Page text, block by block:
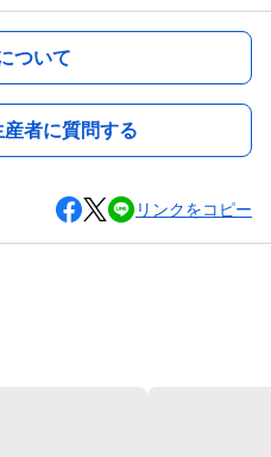
ついて
者に質問する
リンクをコピー